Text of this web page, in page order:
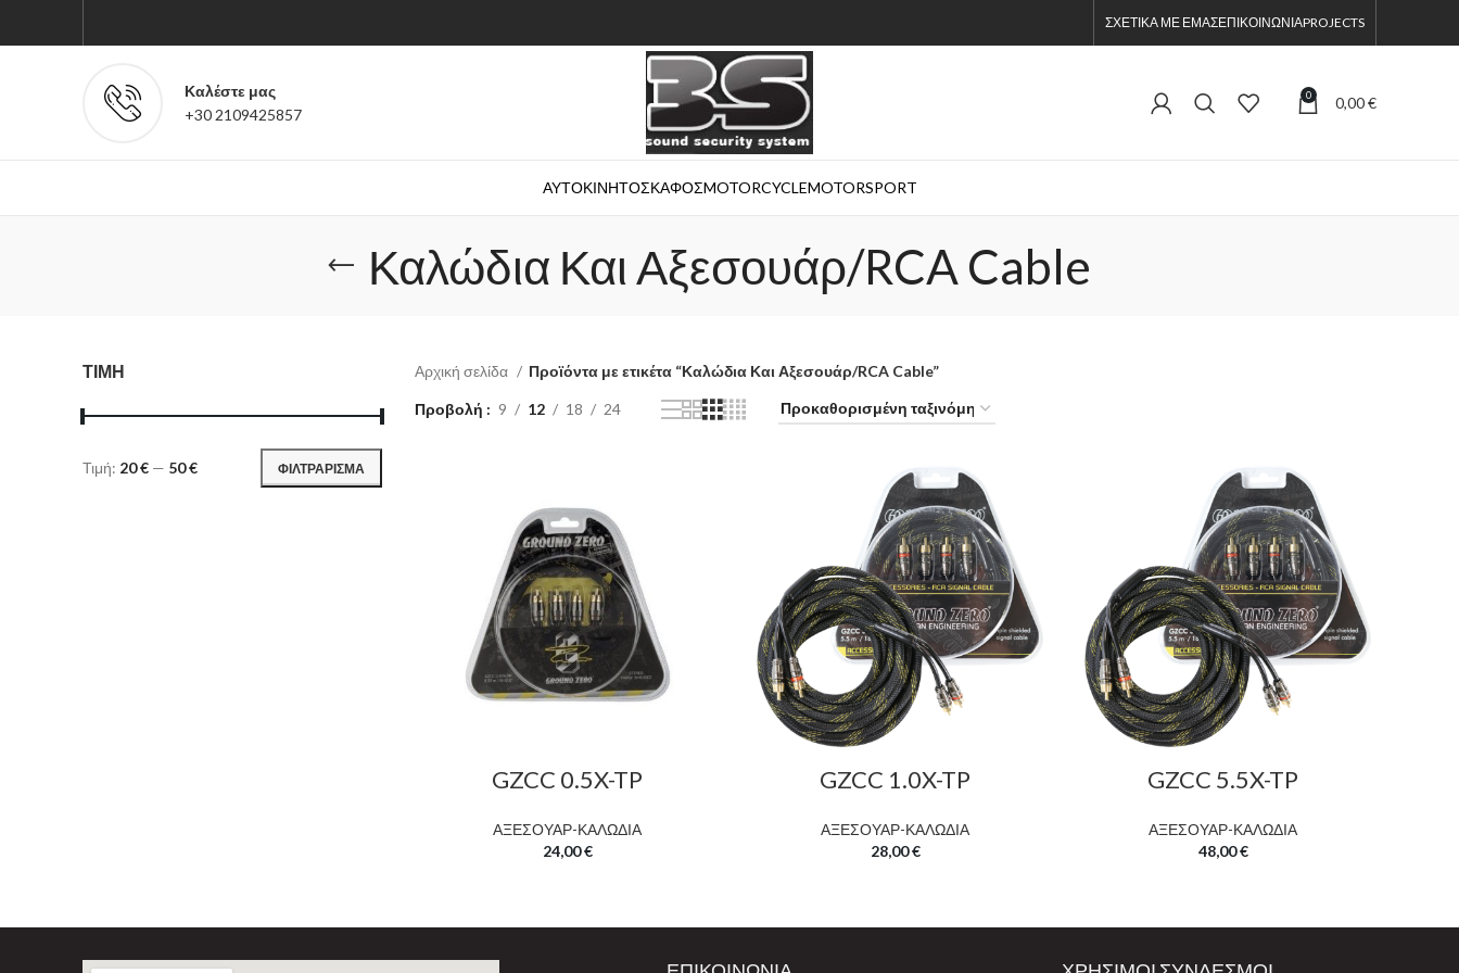
ΣΧΕΤΙΚΑ ΜΕ ΕΜΑΣΕΠΙΚΟΙΝΩΝΙΑPROJECTS
Καλέστε μας
+30 2109425857
0 0,00€
ΑΥΤΟΚΙΝΗΤΟΣΚΑΦΟΣMOTORCYCLEMOTORSPORT
Καλώδια Και Αξεσουάρ/RCA Cable
ΤΙΜΗ
ΦΙΛΤΡΑΡΙΣΜΑ
Τιμή: 20 € — 50 €
Αρχική σελίδα Προϊόντα με ετικέτα “Καλώδια Και Αξεσουάρ/RCA Cable”
Προβολή 9 12 18 24
GZCC 0.5X-TP
ΑΞΕΣΟΥΑΡ-ΚΑΛΩΔΙΑ
24,00€
GZCC 1.0X-TP
ΑΞΕΣΟΥΑΡ-ΚΑΛΩΔΙΑ
28,00€
GZCC 5.5X-TP
ΑΞΕΣΟΥΑΡ-ΚΑΛΩΔΙΑ
48,00€